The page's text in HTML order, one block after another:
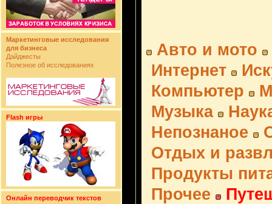
Маркетинговые исследования
для бизнеса
Дайджесты
Полезное об исследованиях
Flash игры
Онлайн переводчик текстов
Авто и мото
Интернет
Компьютер
Музыка
Непознаное
Отдых и
Продукты
Прочее